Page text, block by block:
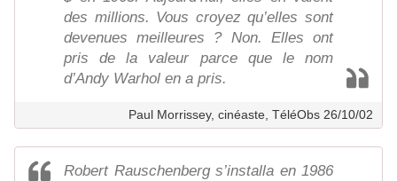
des millions. Vous croyez qu’elles sont
devenues meilleures ? Non. Elles ont
pris de la valeur parce que le nom
d’Andy Warhol en a pris.
Paul Morrissey, cinéaste, TéléObs 26/10/02
Robert Rauschenberg s’installa en 1986